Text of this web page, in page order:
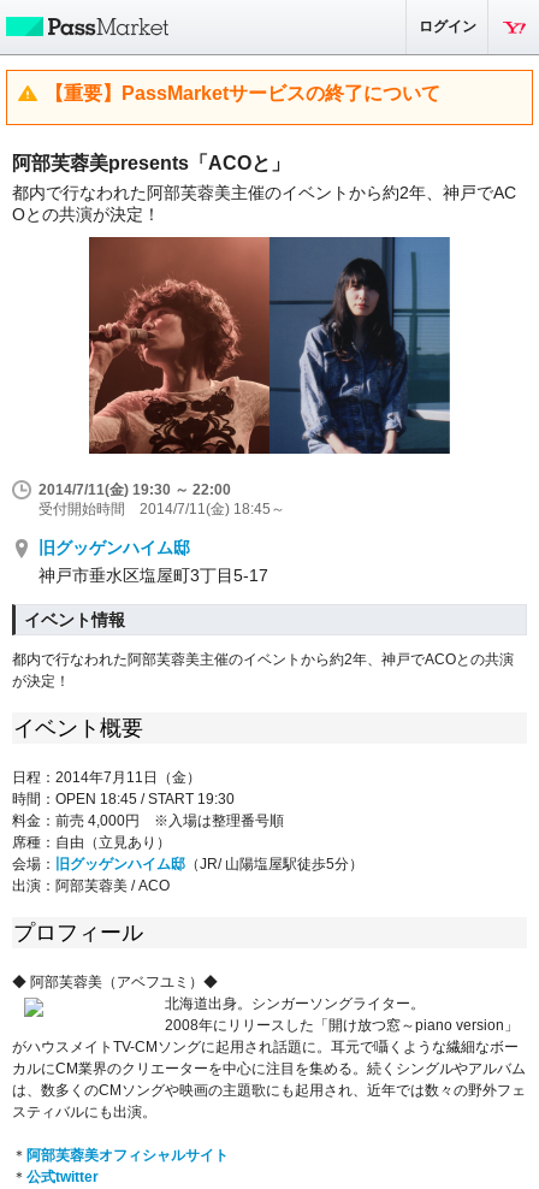
ログイン
【重要】PassMarketサービスの終了について
阿部芙蓉美presents「ACOと」
都内で行なわれた阿部芙蓉美主催のイベントから約2年、神戸でAC
Oとの共演が決定！
2014/7/11(金) 19:30 ～ 22:00
受付開始時間 2014/7/11(金) 18:45～
旧グッゲンハイム邸
神戸市垂水区塩屋町3丁目5-17
イベント情報
都内で行なわれた阿部芙蓉美主催のイベントから約2年、神戸でACOとの共演
が決定！
イベント概要
日程 ：2014年7月11日（金）
時間 ：OPEN 18:45 / START 19:30
料金 ：前売 4,000円 ※入場は整理番号順
席種 ：自由（立見あり）
会場 ： 旧グッゲンハイム邸 （JR/ 山陽塩屋駅徒歩5分）
出演 ：阿部芙蓉美 / ACO
プロフィール
◆ 阿部芙蓉美（アベフユミ）◆
北海道出身。シンガーソングライター。
2008年にリリースした「開け放つ窓～piano version」
がハウスメイトTV-CMソングに起用され話題に。耳元で囁くような繊細なボー
カルにCM業界のクリエーターを中心に注目を集める。続くシングルやアルバム
は、数多くのCMソングや映画の主題歌にも起用され、近年では数々の野外フェ
スティバルにも出演。
＊ 阿部芙蓉美オフィシャルサイト
＊ 公式twitter